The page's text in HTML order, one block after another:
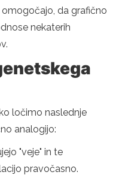
da grafično
nekaterih
ločimo naslednje
analogijo:
"veje" in te
pravočasno.